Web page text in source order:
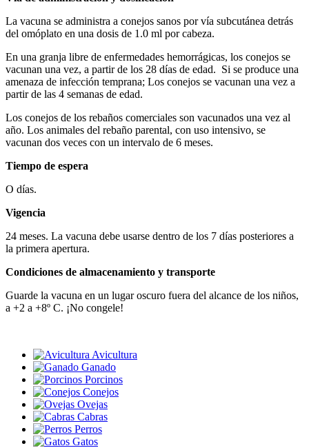
La vacuna se administra a conejos sanos por vía subcutánea detrás
del omóplato en una dosis de 1.0 ml por cabeza.
En una granja libre de enfermedades hemorrágicas, los conejos se
vacunan una vez, a partir de los 28 días de edad. Si se produce una
amenaza de infección temprana; Los conejos se vacunan una vez a
partir de las 4 semanas de edad.
Los conejos de los rebaños comerciales son vacunados una vez al
año. Los animales del rebaño parental, con uso intensivo, se
vacunan dos veces con un intervalo de 6 meses.
Tiempo de espera
O días.
Vigencia
24 meses. La vacuna debe usarse dentro de los 7 días posteriores a
la primera apertura.
Condiciones de almacenamiento y transporte
Guarde la vacuna en un lugar oscuro fuera del alcance de los niños,
a +2 a +8º C. ¡No congele!
Avicultura
Ganado
Porcinos
Conejos
Ovejas
Cabras
Perros
Gatos